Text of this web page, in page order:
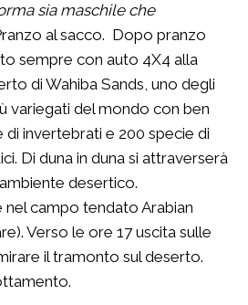
sia maschile che
al sacco. Dopo pranzo
sempre con auto 4X4 alla
di Wahiba Sands, uno degli
variegati del mondo con ben
di invertebrati e 200 specie di
Di duna in duna si attraverserà
desertico.
nel campo tendato Arabian
Verso le ore 17 uscita sulle
il tramonto sul deserto.